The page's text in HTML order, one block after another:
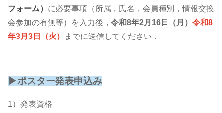
フォーム） に必要事項（所属，氏名，会員種別，情報交換
会参加の有無等）を入力後， 令和8年2月16日（月）令和8
年3月3日（火）
までに送信してください．
▶ポスター発表申込み
1）発表資格